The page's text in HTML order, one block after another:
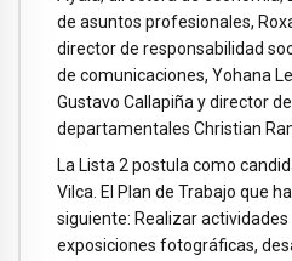
de asuntos profesionales,
director de responsabilidad
de comunicaciones, Yohana
Gustavo Callapiña y director
departamentales Christian
La Lista 2 postula como
Vilca. El Plan de Trabajo que
siguiente: Realizar
exposiciones fotográficas,